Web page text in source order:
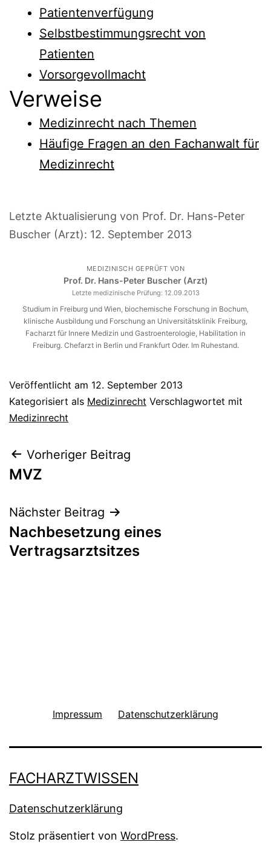
Patientenverfügung
Selbstbestimmungsrecht von
Patienten
Vorsorgevollmacht
Verweise
Medizinrecht nach Themen
Häufige Fragen an den Fachanwalt für
Medizinrecht
Letzte Aktualisierung von Prof. Dr. Hans-Peter
Buscher (Arzt): 12. September 2013
MEDIZINISCH GEPRÜFT VON
Prof. Dr. Hans-Peter Buscher (Arzt)
Letzte medizinische Prüfung: 12.09.2013
Studium in Freiburg und Wien, biochemische Forschung in Bochum,
klinische Ausbildung und Forschung an Universitätsklinik Freiburg,
Facharzt für Innere Medizin und Gastroenterologie, Habilitation in
Freiburg. Chefarzt in Berlin und Frankfurt Oder. Im Ruhestand.
Veröffentlicht am 12. September 2013
Kategorisiert als Medizinrecht Verschlagwortet mit
Medizinrecht
Beitragsnavigation
Vorheriger Beitrag
MVZ
Nächster Beitrag
Nachbesetzung eines
Vertragsarztsitzes
Impressum Datenschutzerklärung
FACHARZTWISSEN
Datenschutzerklärung
Stolz präsentiert von WordPress.